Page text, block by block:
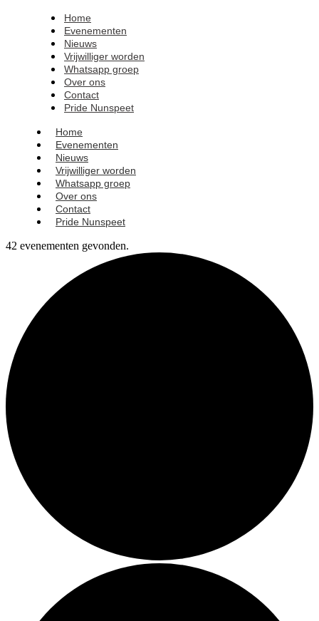
Home
Evenementen
Nieuws
Vrijwilliger worden
Whatsapp groep
Over ons
Contact
Pride Nunspeet
Home
Evenementen
Nieuws
Vrijwilliger worden
Whatsapp groep
Over ons
Contact
Pride Nunspeet
42 evenementen gevonden.